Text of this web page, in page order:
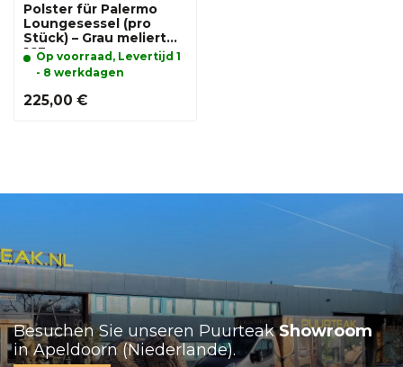
Polster für Palermo
Loungesessel (pro
Stück) – Grau meliert
163Op voorraad, Levertijd 1
- 8 werkdagen
225,00 €
Besuchen Sie unseren PuurteakShowroom
in Apeldoorn (Niederlande).